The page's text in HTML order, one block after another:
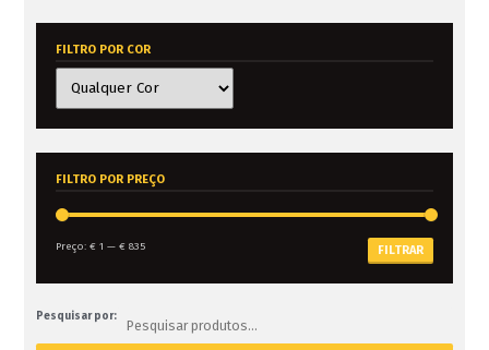
FILTRO POR COR
FILTRO POR PREÇO
FILTRAR
Preço:€ 1 —€ 835
Pesquisar por: